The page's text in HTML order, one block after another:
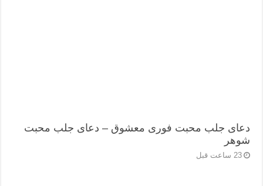
دعای جلب محبت فوری معشوق – دعای جلب محبت
شوهر
23 ساعت قبل